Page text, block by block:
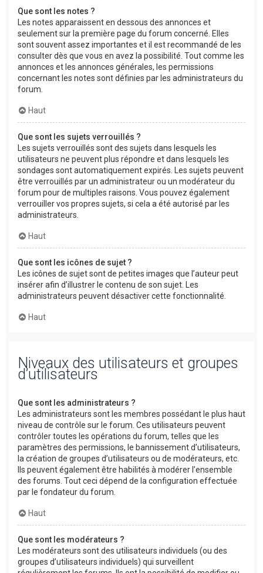
Que sont les notes ?
Les notes apparaissent en dessous des annonces et
seulement sur la première page du forum concerné. Elles
sont souvent assez importantes et il est recommandé de les
consulter dès que vous en avez la possibilité. Tout comme les
annonces et les annonces générales, les permissions
concernant les notes sont définies par les administrateurs du
forum.
Haut
Que sont les sujets verrouillés ?
Les sujets verrouillés sont des sujets dans lesquels les
utilisateurs ne peuvent plus répondre et dans lesquels les
sondages sont automatiquement expirés. Les sujets peuvent
être verrouillés par un administrateur ou un modérateur du
forum pour de multiples raisons. Vous pouvez également
verrouiller vos propres sujets, si cela a été autorisé par les
administrateurs.
Haut
Que sont les icônes de sujet ?
Les icônes de sujet sont de petites images que l’auteur peut
insérer afin d’illustrer le contenu de son sujet. Les
administrateurs peuvent désactiver cette fonctionnalité.
Haut
Niveaux des utilisateurs et groupes
d’utilisateurs
Que sont les administrateurs ?
Les administrateurs sont les membres possédant le plus haut
niveau de contrôle sur le forum. Ces utilisateurs peuvent
contrôler toutes les opérations du forum, telles que les
paramètres des permissions, le bannissement d’utilisateurs,
la création de groupes d’utilisateurs ou de modérateurs, etc.
Ils peuvent également être habilités à modérer l’ensemble
des forums. Tout ceci dépend de la configuration effectuée
par le fondateur du forum.
Haut
Que sont les modérateurs ?
Les modérateurs sont des utilisateurs individuels (ou des
groupes d’utilisateurs individuels) qui surveillent